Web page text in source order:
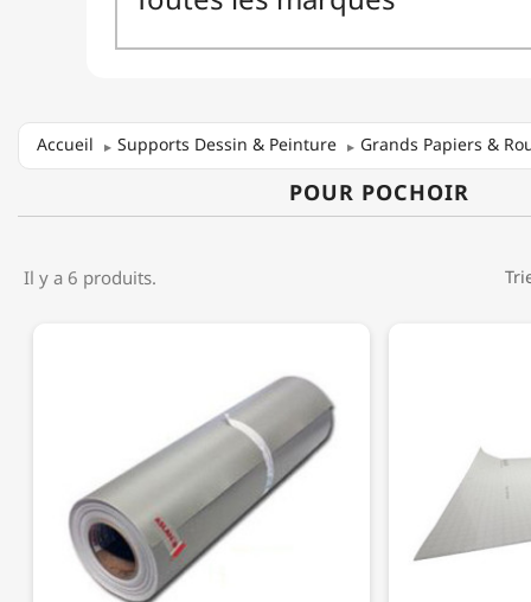
Accueil Supports Dessin & Peinture Grands Papiers &
POUR POCHOIR
Il y a 6 produits.